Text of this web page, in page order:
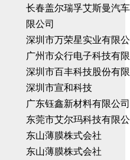
长春盖尔瑞孚艾斯曼汽
限公司
深圳市万荣星实业有限
广州市众行电子科技有
深圳市百丰科技股份有
深圳市宣和科技
广东钰鑫新材料有限公司
东莞市艾尔玛科技有限
东山薄膜株式会社
东山薄膜株式会社